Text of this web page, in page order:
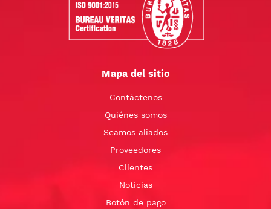
Mapa del sitio
Contáctenos
Quiénes somos
Seamos aliados
Proveedores
Clientes
Noticias
Botón de pago